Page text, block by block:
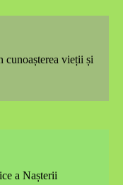
cunoașterea vieții și
a Nașterii